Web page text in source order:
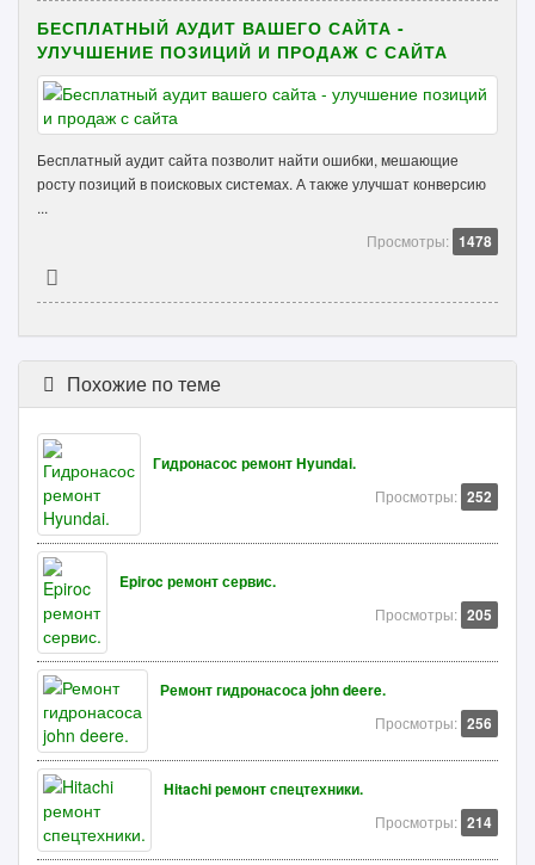
БЕСПЛАТНЫЙ АУДИТ ВАШЕГО САЙТА -
УЛУЧШЕНИЕ ПОЗИЦИЙ И ПРОДАЖ С САЙТА
Бесплатный аудит сайта позволит найти ошибки, мешающие
росту позиций в поисковых системах. А также улучшат конверсию
...
Просмотры: 1478
Похожие по теме
Гидронасос ремонт Hyundai.
Просмотры: 252
Epiroc ремонт сервис.
Просмотры: 205
Ремонт гидронасоса john deere.
Просмотры: 256
Hitachi ремонт спецтехники.
Просмотры: 214